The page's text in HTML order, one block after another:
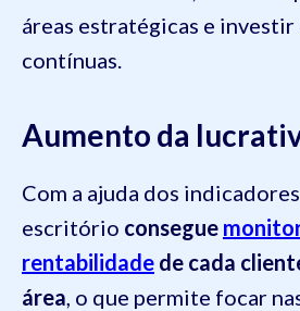
áreas estratégicas e investir
contínuas.
Aumento da
Com a ajuda dos
escritório consegue
rentabilidade de cada
área , o que permite focar